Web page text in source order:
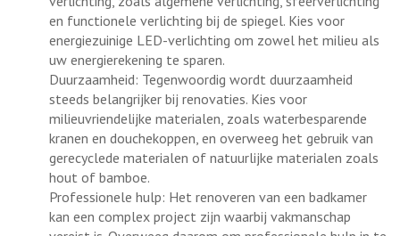
en functionele verlichting bij de spiegel. Kies voor
energiezuinige LED-verlichting om zowel het milieu als
uw energierekening te sparen.
Duurzaamheid: Tegenwoordig wordt duurzaamheid
steeds belangrijker bij renovaties. Kies voor
milieuvriendelijke materialen, zoals waterbesparende
kranen en douchekoppen, en overweeg het gebruik van
gerecyclede materialen of natuurlijke materialen zoals
hout of bamboe.
Professionele hulp: Het renoveren van een badkamer
kan een complex project zijn waarbij vakmanschap